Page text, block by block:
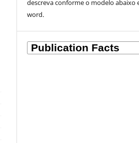
descrevaconforme o modelo abaixo
word.